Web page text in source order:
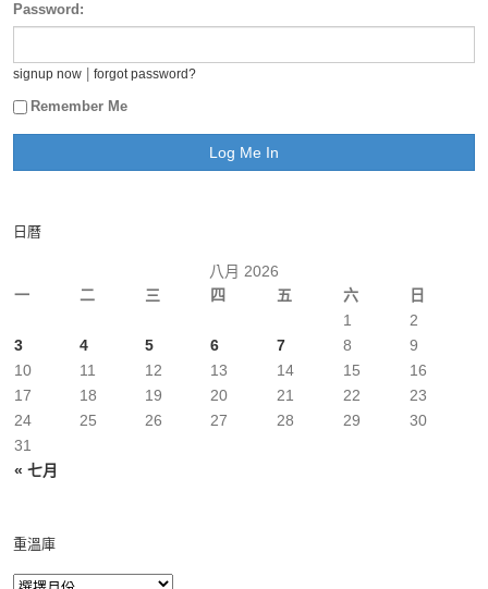
Password:
signup now forgot password?
Remember Me
日曆
八月 2026
一
二 三 四 五 六 日
« 七月
1
2
3
4 5 6 7 8
9
10
11 12 13 14 15
16
17
18 19 20 21 22
23
24
25 26 27 28 29
30
31
重溫庫